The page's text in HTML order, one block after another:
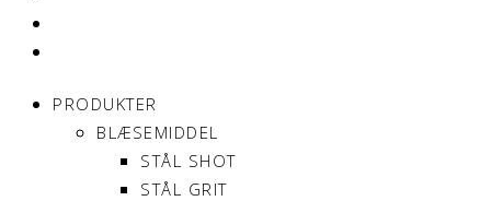
PRODUKTER
BLÆSEMIDDEL
STÅL SHOT
STÅL GRIT